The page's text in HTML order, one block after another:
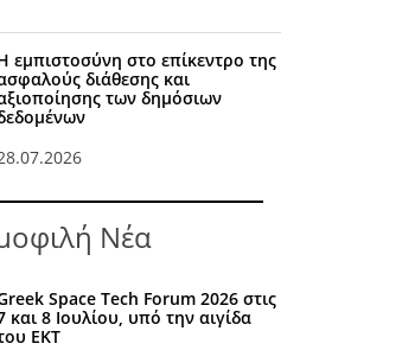
εμπιστοσύνη στο επίκεντρο της
διάθεσης και
των δημόσιων
Νέα
Space Tech Forum 2026 στις
και 8 Ιουλίου, υπό την αιγίδα
ΕΚΤ